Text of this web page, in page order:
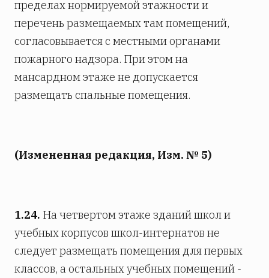
пределах нормируемой этажности и
перечень размещаемых там помещений,
согласовывается с местными органами
пожарного надзора. При этом на
мансардном этаже не допускается
размещать спальные помещения.
(Измененная редакция, Изм. № 5)
1.24. На четвертом этаже зданий школ и
учебных корпусов школ-интернатов не
следует размещать помещения для первых
классов, а остальных учебных помещений -